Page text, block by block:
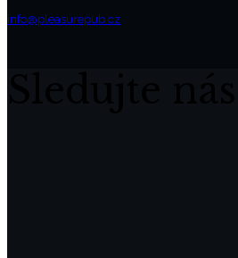
info@pleasurepub.cz